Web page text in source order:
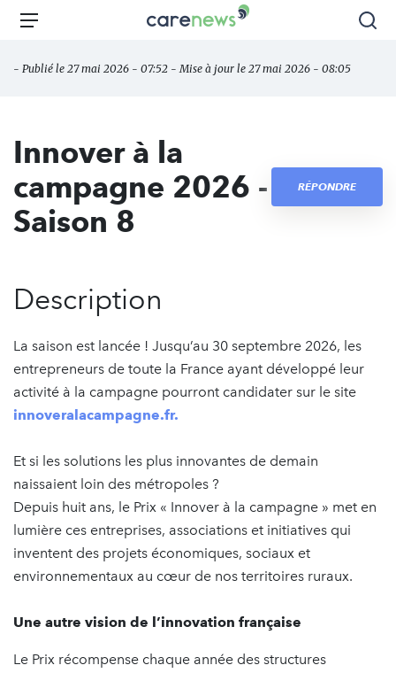
Aller
principal
Carenews,
des
l'engagement
Menu
- Publié le 27 mai 2026 - 07:52 - Mise à jour le 27 mai 2026 - 08:05
Innover à la
campagne 2026 -
Saison 8
RÉPONDRE
Description
La saison est lancée ! Jusqu’au 30 septembre 2026, les
entrepreneurs de toute la France ayant développé leur
activité à la campagne pourront candidater sur le site
innoveralacampagne.fr.
Et si les solutions les plus innovantes de demain
naissaient loin des métropoles ?
Depuis huit ans, le Prix « Innover à la campagne » met en
lumière ces entreprises, associations et initiatives qui
inventent des projets économiques, sociaux et
environnementaux au cœur de nos territoires ruraux.
Une autre vision de l’innovation française
Le Prix récompense chaque année des structures